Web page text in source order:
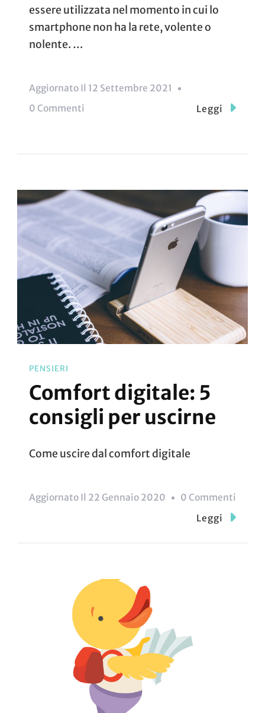
essere utilizzata nel momento in cui lo
smartphone non ha la rete, volente o
nolente. …
Aggiornato Il 12 Settembre 2021
0 Commenti
Gestibili
Offline
Leggi
PENSIERI
Comfort digitale: 5
consigli per uscirne
Come uscire dal comfort digitale
Aggiornato Il 22 Gennaio 2020 0 Commenti
Leggi